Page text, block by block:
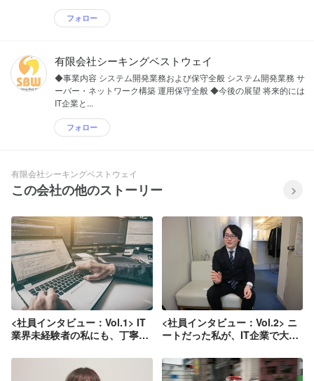
フォロー
有限会社シーキングベストウェイ
◆事業内容 システム開発業務および保守全般 システム開発業務 サ
ーバー・ネットワーク構築 運用保守全般 ◆今後の展望 将来的には
IT企業と...
フォロー
有限会社シーキングベストウェイ
この会社の他のストーリー
<社員インタビュー：Vol.1> IT
業界未経験者の私にも、丁寧に
した結果、楽しみながら手に職
をつけることができました
<社員インタビュー：Vol.2> ニ
ートだった私が、IT企業で大活
す